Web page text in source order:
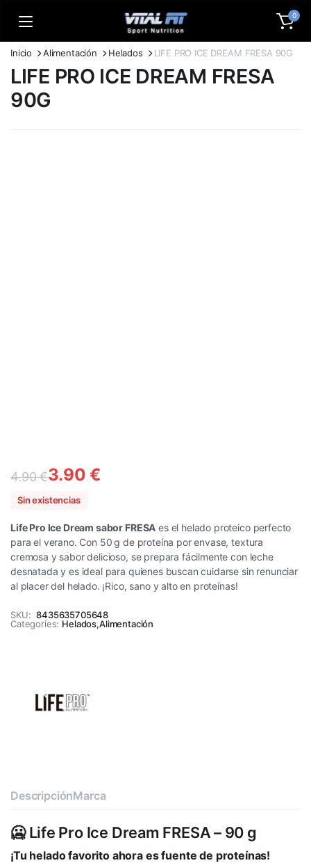
0
Inicio Alimentación Helados LIFE PRO ICE DREAM FRESA 90G
LIFE PRO ICE DREAM FRESA
90G
4.90€3.90€
Sin existencias
Life Pro Ice Dream sabor FRESA es el helado proteico perfecto
para el verano. Con 50 g de proteína por envase, textura
cremosa y sabor delicioso, se prepara fácilmente con leche
desnatada y es ideal para quienes buscan cuidarse sin renunciar
al placer del helado. ¡Rico, sano y alto en proteínas!
SKU: 8435635705648
Categories: Helados,Alimentación
DescripciónMarca
🥶 Life Pro Ice Dream FRESA – 90 g
¡Tu helado favorito ahora es fuente de proteínas!